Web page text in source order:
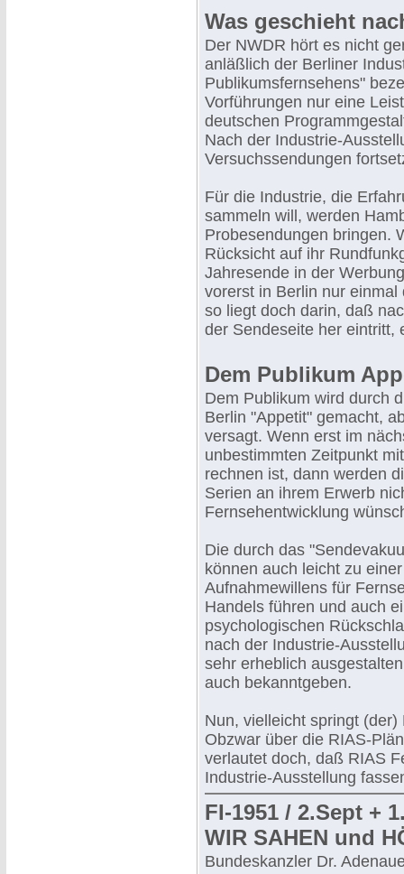
Was geschieht
Der NWDR hört es nicht
anläßlich der Berliner
Publikumsfernsehens"
Vorführungen nur eine
deutschen
Nach der Industrie-
Versuchssendungen
Für die Industrie, die
sammeln will, werden
Probesendungen bringen.
Rücksicht auf ihr
Jahresende in der
vorerst in Berlin nur
so liegt doch darin, daß
der Sendeseite her eintritt,
Dem Publikum
Dem Publikum wird durch
Berlin "Appetit" gemacht,
versagt. Wenn erst im
unbestimmten Zeitpunkt
rechnen ist, dann werden
Serien an ihrem Erwerb
Fernsehentwicklung
Die durch das
können auch leicht zu
Aufnahmewillens für
Handels führen und auch
psychologischen
nach der Industrie-
sehr erheblich
auch bekanntgeben.
Nun, vielleicht springt
Obzwar über die RIAS-
verlautet doch, daß RIAS
Industrie-Ausstellung
FI-1951 / 2.Sept +
WIR SAHEN und
Bundeskanzler Dr.